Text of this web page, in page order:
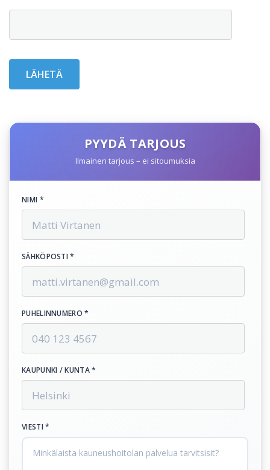
PYYDÄ TARJOUS
Ilmainen tarjous – ei sitoumuksia
NIMI *
SÄHKÖPOSTI *
PUHELINNUMERO *
KAUPUNKI / KUNTA *
VIESTI *